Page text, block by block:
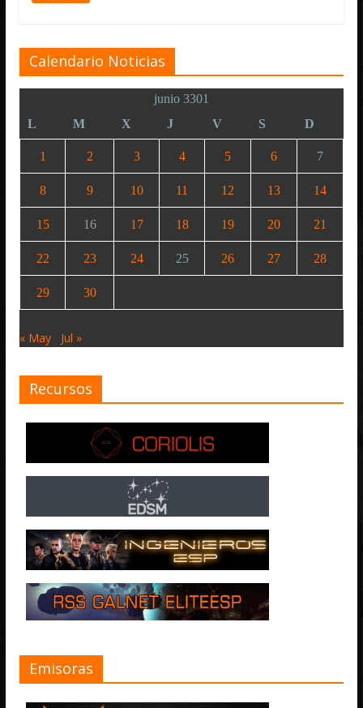
Calendario Noticias
junio 3301
L
M X J V S D
1 2 3 4 5 6 7
8 9 10 11 12 13 14
15 16 17 18 19 20 21
22 23 24 25 26 27 28
29 30
« May Jul »
Recursos
Emisoras